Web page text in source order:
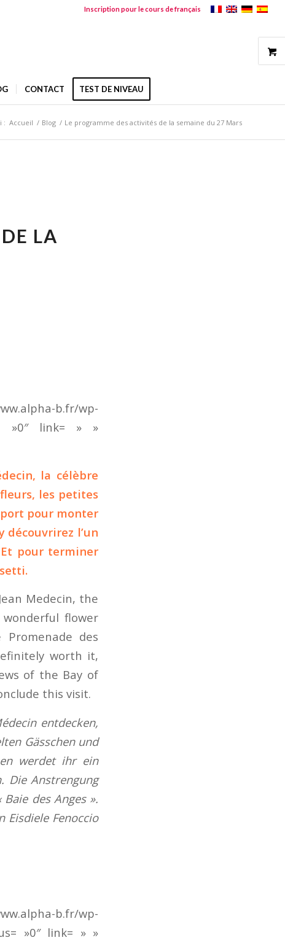
Inscription pour le cours de français
CONTACT TEST DE NIVEAU
: Accueil / Blog / Le programme des activités de la semaine du 27 Mars
LA
b.fr/wp-
»0″ link= » »
la célèbre
les petites
pour monter
découvrirez l’un
pour terminer
Medecin, the
flower
des
worth it,
of the Bay of
this visit.
entdecken,
Gässchen und
werdet ihr ein
Die Anstrengung
des Anges ».
Eisdiele Fenoccio
b.fr/wp-
»0″ link= » »